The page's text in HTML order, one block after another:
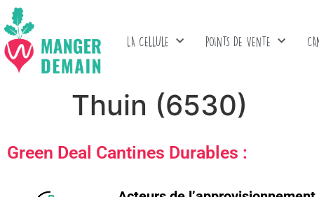
LA CELLULE POINTS DE VENTE
Thuin (6530)
Green Deal Cantines Durables :